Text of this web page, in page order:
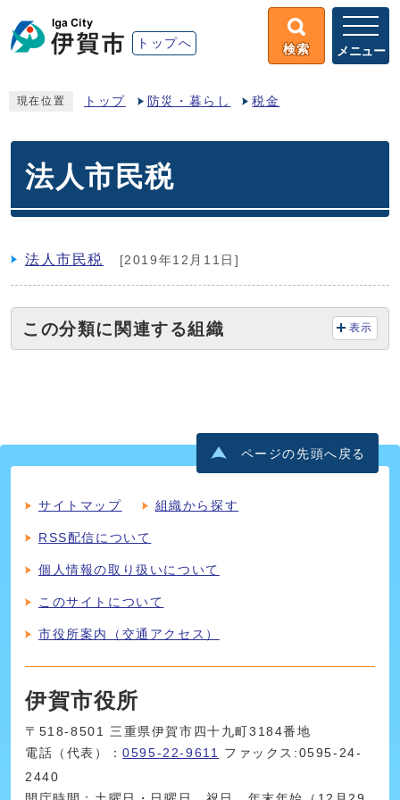
トップへ 検索 メニュー
現在位置 トップ 防災・暮らし 税金
法人市民税
法人市民税 [2019年12月11日]
この分類に関連する組織 表示
ページの先頭へ戻る
サイトマップ 組織から探す
RSS配信について
個人情報の取り扱いについて
このサイトについて
市役所案内（交通アクセス）
伊賀市役所
〒518-8501 三重県伊賀市四十九町3184番地
電話（代表）：0595-22-9611
ファックス:0595-24-
2440